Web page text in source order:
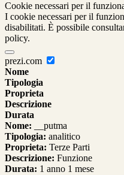
Cookie necessari per il
I cookie necessari per il
disabilitati. È possibile
policy.
prezi.com
Nome
Tipologia
Proprieta
Descrizione
Durata
Nome: __putma
Tipologia: analitico
Proprieta: Terze Parti
Descrizione: Funzione
Durata: 1 anno 1 mese